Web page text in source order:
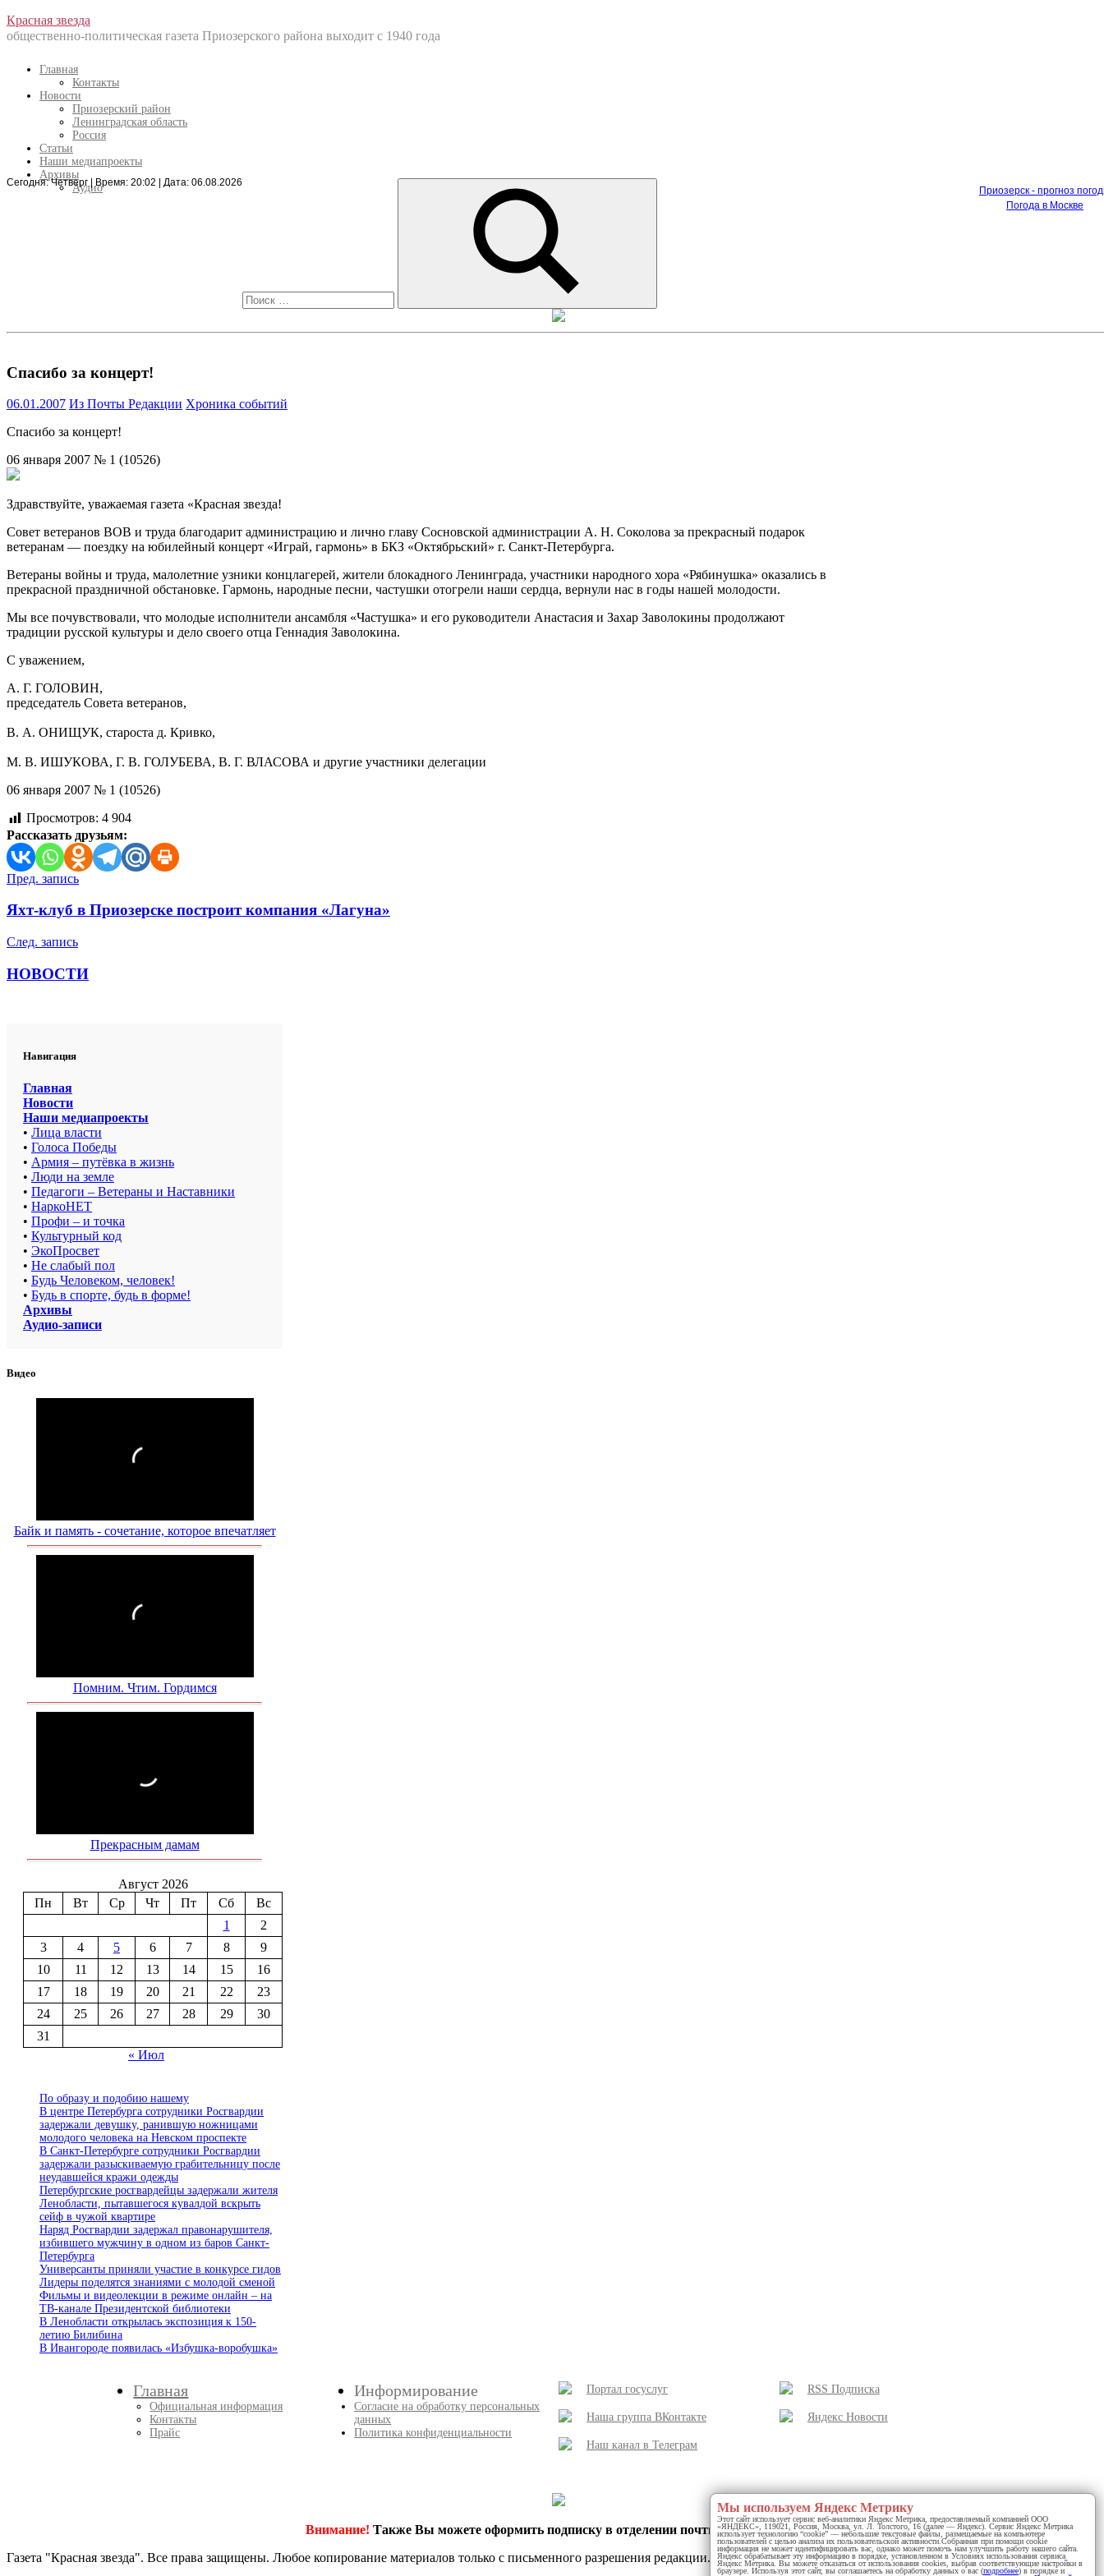
Перейти
к
Красная звезда
общественно-политическая газета Приозерского района выходит с 1940 года
Главная
Контакты
Новости
Приозерский район
Ленинградская область
Россия
Статьи
Наши медиапроекты
Архивы
Аудио
Сегодня: Четверг | Время: 20:02 | Дата: 06.08.2026
Приозерск - прогноз
Погода в Москве
Искать
Спасибо за концерт!
06.01.2007 Из Почты Редакции Хроника событий
Спасибо за концерт!
06 января 2007 № 1 (10526)
Здравствуйте, уважаемая газета «Красная звезда!
Совет ветеранов ВОВ и труда благодарит администрацию и лично главу Сосновской администрации А. Н. Соколова за прекрасный подарок
ветеранам — поездку на юбилейный концерт «Играй, гармонь» в БКЗ «Октябрьский» г. Санкт-Петербурга.
Ветераны войны и труда, малолетние узники концлагерей, жители блокадного Ленинграда, участники народного хора «Рябинушка» оказались в
прекрасной праздничной обстановке. Гармонь, народные песни, частушки отогрели наши сердца, вернули нас в годы нашей молодости.
Мы все почувствовали, что молодые исполнители ансамбля «Частушка» и его руководители Анастасия и Захар Заволокины продолжают
традиции русской культуры и дело своего отца Геннадия Заволокина.
С уважением,
А. Г. ГОЛОВИН,
председатель Совета ветеранов,
В. А. ОНИЩУК, староста д. Кривко,
М. В. ИШУКОВА, Г. В. ГОЛУБЕВА, В. Г. ВЛАСОВА и другие участники делегации
06 января 2007 № 1 (10526)
Просмотров: 4 904
Рассказать друзьям:
Навигация
по
записям
Пред. запись
Яхт-клуб в Приозерске построит компания «Лагуна»
След. запись
НОВОСТИ
Навигация
Главная
Новости
Наши медиапроекты
• Лица власти
• Голоса Победы
• Армия – путёвка в жизнь
• Люди на земле
• Педагоги – Ветераны и Наставники
• НаркоНЕТ
• Профи – и точка
• Культурный код
• ЭкоПросвет
• Не слабый пол
• Будь Человеком, человек!
• Будь в спорте, будь в форме!
Архивы
Аудио-записи
Видео
Байк и память - сочетание, которое впечатляет
Помним. Чтим. Гордимся
Прекрасным дамам
Август 2026
Пн
Вт Ср Чт Пт Сб
Вс
1
2
3
4 5 6 7 8
9
10
11 12 13 14 15
16
17
18 19 20 21 22
23
24
25 26 27 28 29
30
31
« Июл
По образу и подобию нашему
В центре Петербурга сотрудники Росгвардии
задержали девушку, ранившую ножницами
молодого человека на Невском проспекте
В Санкт-Петербурге сотрудники Росгвардии
задержали разыскиваемую грабительницу после
неудавшейся кражи одежды
Петербургские росгвардейцы задержали жителя
Ленобласти, пытавшегося кувалдой вскрыть
сейф в чужой квартире
Наряд Росгвардии задержал правонарушителя,
избившего мужчину в одном из баров Санкт-
Петербурга
Универсанты приняли участие в конкурсе гидов
Лидеры поделятся знаниями с молодой сменой
Фильмы и видеолекции в режиме онлайн – на
ТВ-канале Президентской библиотеки
В Ленобласти открылась экспозиция к 150-
летию Билибина
В Ивангороде появилась «Избушка-воробушка»
Главная
Официальная информация
Контакты
Прайс
Информирование
Согласие на обработку персональных
данных
Политика конфиденциальности
Портал госуслуг
Наша группа ВКонтакте
Наш канал в Телеграм
RSS Подписка
Яндекс Новости
Внимание! Также Вы можете оформить подписку в отделении почты и у почтальона
Газета "Красная звезда". Все права защищены. Любое копирование материалов только с письменного разрешения редакции.
Мы используем Яндекс Метрику
Этот сайт использует сервис веб-аналитики Яндекс Метрика, предоставляемый компанией ООО
«ЯНДЕКС», 119021, Россия, Москва, ул. Л. Толстого, 16 (далее — Яндекс). Сервис Яндекс Метрика
использует технологию “cookie” — небольшие текстовые файлы, размещаемые на компьютере
пользователей с целью анализа их пользовательской активности.Собранная при помощи cookie
информация не может идентифицировать вас, однако может помочь нам улучшить работу нашего сайта.
Яндекс обрабатывает эту информацию в порядке, установленном в Условиях использования сервиса
Яндекс Метрика. Вы можете отказаться от использования cookies, выбрав соответствующие настройки в
браузере. Используя этот сайт, вы соглашаетесь на обработку данных о вас (подробнее) в порядке и